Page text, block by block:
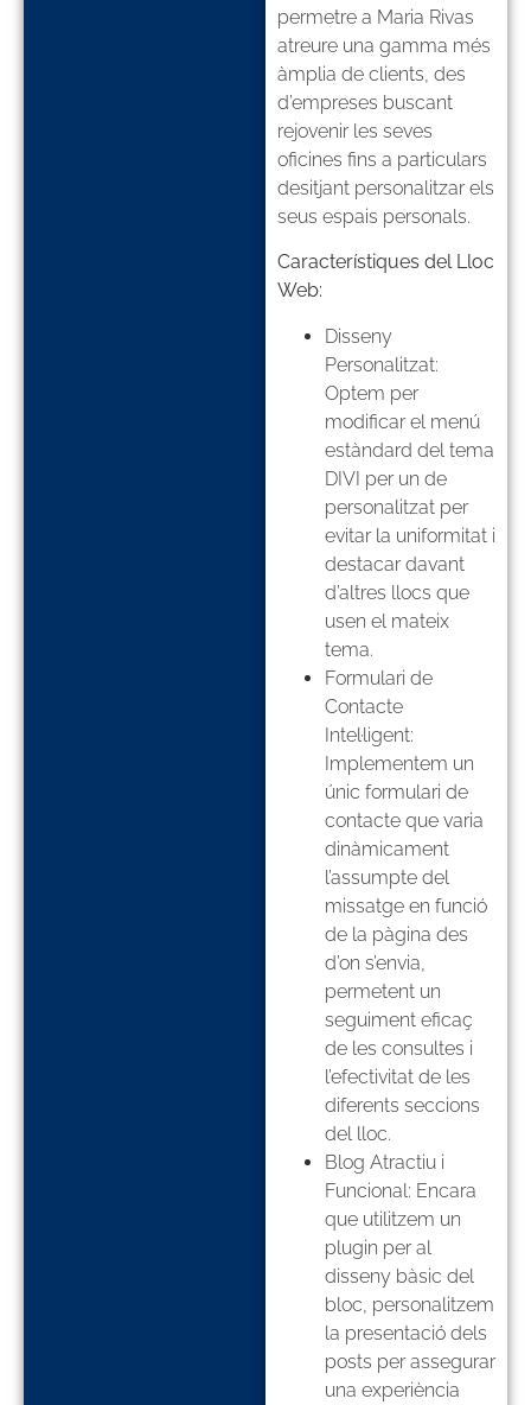
permetre a Maria Rivas
atreure una gamma més
àmplia de clients, des
d’empreses buscant
rejovenir les seves
oficines fins a particulars
desitjant personalitzar els
seus espais personals.
Característiques del Lloc
Web:
Disseny
Personalitzat:
Optem per
modificar el menú
estàndard del tema
DIVI per un de
personalitzat per
evitar la uniformitat i
destacar davant
d’altres llocs que
usen el mateix
tema.
Formulari de
Contacte
Intel·ligent:
Implementem un
únic formulari de
contacte que varia
dinàmicament
l’assumpte del
missatge en funció
de la pàgina des
d’on s’envia,
permetent un
seguiment eficaç
de les consultes i
l’efectivitat de les
diferents seccions
del lloc.
Blog Atractiu i
Funcional: Encara
que utilitzem un
plugin per al
disseny bàsic del
bloc, personalitzem
la presentació dels
posts per assegurar
una experiència